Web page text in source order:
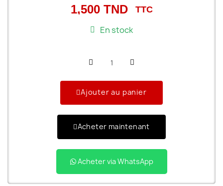
1,500 TND TTC
En stock
Ajouter au panier
Acheter maintenant
Acheter via WhatsApp